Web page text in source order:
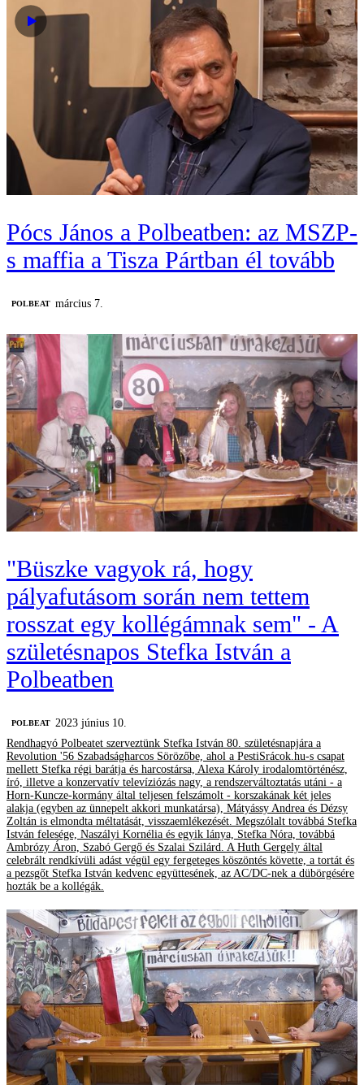
Pócs János a Polbeatben: az MSZP-
s maffia a Tisza Pártban él tovább
‎POLBEAT március 7.
"Büszke vagyok rá, hogy
pályafutásom során nem tettem
rosszat egy kollégámnak sem" - A
születésnapos Stefka István a
Polbeatben
‎POLBEAT
2023 június 10.
Rendhagyó Polbeatet szerveztünk Stefka István 80. születésnapjára a
Revolution '56 Szabadságharcos Sörözőbe, ahol a PestiSrácok.hu-s csapat
mellett Stefka régi barátja és harcostársa, Alexa Károly irodalomtörténész,
író, illetve a konzervatív televíziózás nagy, a rendszerváltoztatás utáni - a
Horn-Kuncze-kormány által teljesen felszámolt - korszakának két jeles
alakja (egyben az ünnepelt akkori munkatársa), Mátyássy Andrea és Dézsy
Zoltán is elmondta méltatását, visszaemlékezését. Megszólalt továbbá Stefka
István felesége, Naszályi Kornélia és egyik lánya, Stefka Nóra, továbbá
Ambrózy Áron, Szabó Gergő és Szalai Szilárd. A Huth Gergely által
celebrált rendkívüli adást végül egy fergeteges köszöntés követte, a tortát és
a pezsgőt Stefka István kedvenc együttesének, az AC/DC-nek a dübörgésére
hozták be a kollégák.